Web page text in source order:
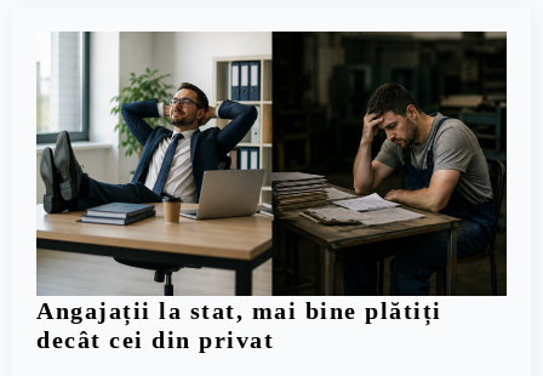
Angajații la stat, mai bine plătiți
decât cei din privat